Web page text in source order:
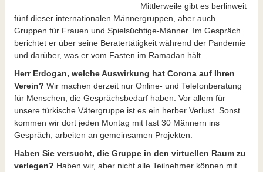
Mittlerweile gibt es berlinweit
fünf dieser internationalen Männergruppen, aber auch
Gruppen für Frauen und Spielsüchtige-Männer. Im Gespräch
berichtet er über seine Beratertätigkeit während der Pandemie
und darüber, was er vom Fasten im Ramadan hält.
Herr Erdogan, welche Auswirkung hat Corona auf Ihren
Verein? Wir machen derzeit nur Online- und Telefonberatung
für Menschen, die Gesprächsbedarf haben. Vor allem für
unsere türkische Vätergruppe ist es ein herber Verlust. Sonst
kommen wir dort jeden Montag mit fast 30 Männern ins
Gespräch, arbeiten an gemeinsamen Projekten.
Haben Sie versucht, die Gruppe in den virtuellen Raum zu
verlegen? Haben wir, aber nicht alle Teilnehmer können mit